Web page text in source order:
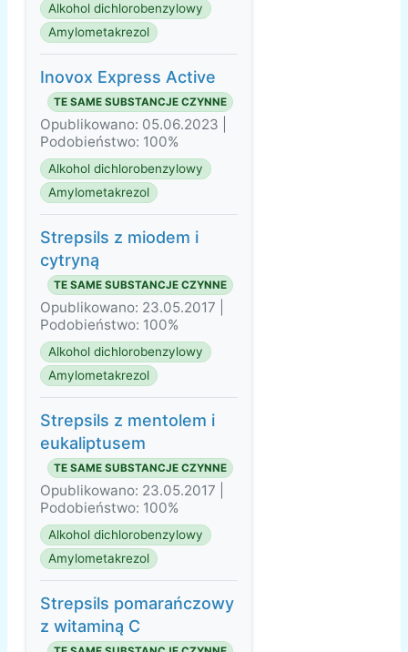
Alkohol dichlorobenzylowy
Amylometakrezol
Inovox Express Active
TE SAME SUBSTANCJE CZYNNE
Opublikowano: 05.06.2023 |
Podobieństwo: 100%
Alkohol dichlorobenzylowy
Amylometakrezol
Strepsils z miodem i
cytryną
TE SAME SUBSTANCJE CZYNNE
Opublikowano: 23.05.2017 |
Podobieństwo: 100%
Alkohol dichlorobenzylowy
Amylometakrezol
Strepsils z mentolem i
eukaliptusem
TE SAME SUBSTANCJE CZYNNE
Opublikowano: 23.05.2017 |
Podobieństwo: 100%
Alkohol dichlorobenzylowy
Amylometakrezol
Strepsils pomarańczowy
z witaminą C